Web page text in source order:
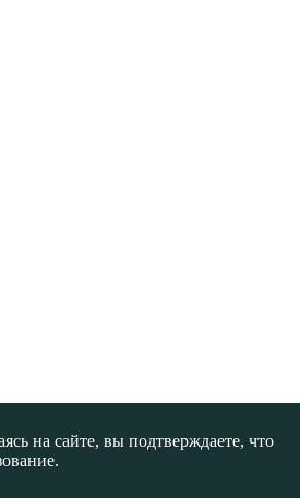
на сайте, вы подтверждаете, что